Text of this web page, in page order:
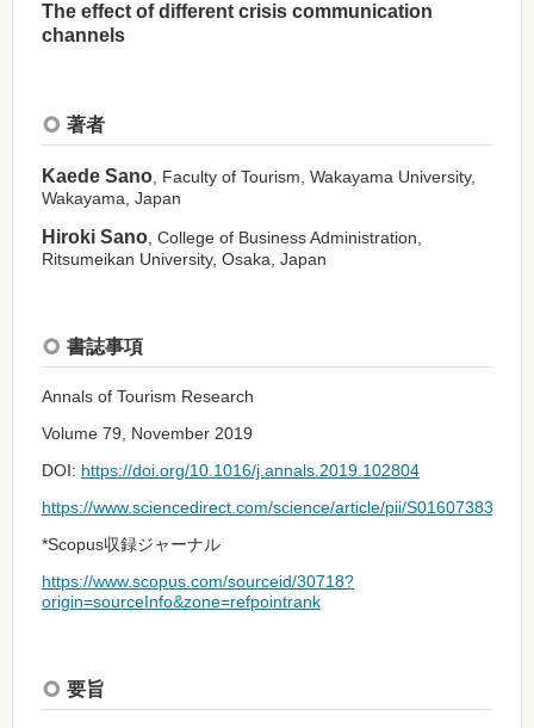
The effect of different crisis communication
channels
著者
Kaede Sano , Faculty of Tourism, Wakayama University,
Wakayama, Japan
Hiroki Sano , College of Business Administration,
Ritsumeikan University, Osaka, Japan
書誌事項
Annals of Tourism Research
Volume 79, November 2019
DOI: https://doi.org/10.1016/j.annals.2019.102804
https://www.sciencedirect.com/science/article/pii/
*Scopus収録ジャーナル
https://www.scopus.com/sourceid/30718?
origin=sourceInfo&zone=refpointrank
要旨